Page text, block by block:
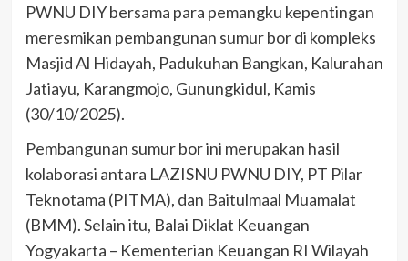
PWNU DIY bersama para pemangku kepentingan
meresmikan pembangunan sumur bor di kompleks
Masjid Al Hidayah, Padukuhan Bangkan, Kalurahan
Jatiayu, Karangmojo, Gunungkidul, Kamis
(30/10/2025).
Pembangunan sumur bor ini merupakan hasil
kolaborasi antara LAZISNU PWNU DIY, PT Pilar
Teknotama (PITMA), dan Baitulmaal Muamalat
(BMM). Selain itu, Balai Diklat Keuangan
Yogyakarta – Kementerian Keuangan RI Wilayah